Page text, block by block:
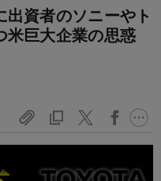
資者のソニーやト
米巨大企業の思惑